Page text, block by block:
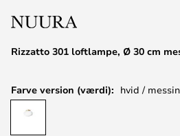
Rizzatto 301 loftlampe, Ø 30 cm
Farve version (værdi): hvid /